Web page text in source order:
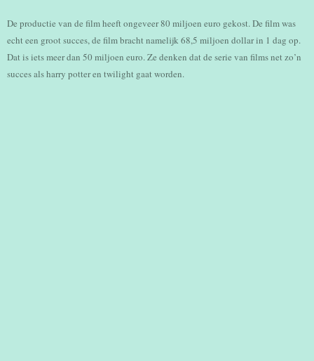
De productie van de film heeft ongeveer 80 miljoen euro gekost. De film was
echt een groot succes, de film bracht namelijk 68,5 miljoen dollar in 1 dag op.
Dat is iets meer dan 50 miljoen euro. Ze denken dat de serie van films net zo’n
succes als harry potter en twilight gaat worden.